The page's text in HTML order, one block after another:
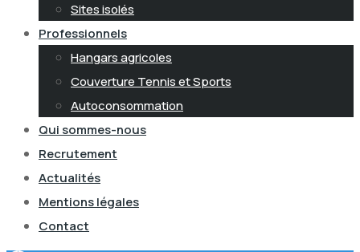
Sites isolés
Professionnels
Hangars agricoles
Couverture Tennis et Sports
Autoconsommation
Qui sommes-nous
Recrutement
Actualités
Mentions légales
Contact